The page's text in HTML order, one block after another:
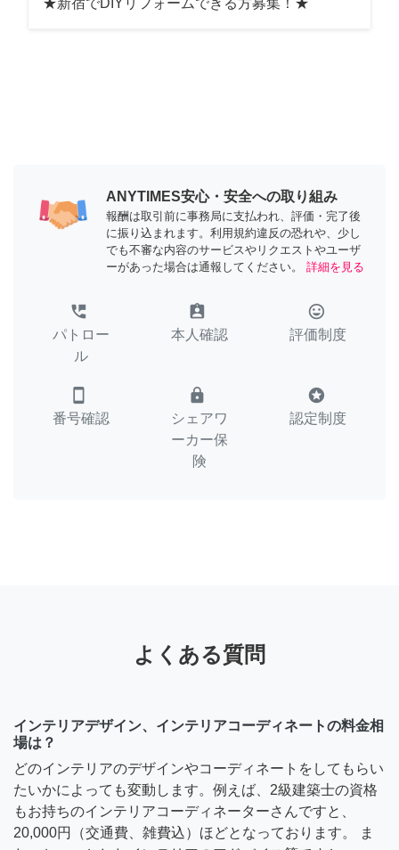
ANYTIMES安心・安全への取り組み
報酬は取引前に事務局に支払われ、評価・完了後
に振り込まれます。利用規約違反の恐れや、少し
でも不審な内容のサービスやリクエストやユーザ
ーがあった場合は通報してください。
詳細を見る
perm_phone_msg
パトロー
ル
assignment_ind
本人確認
tag_faces
評価制度
smartphone
番号確認
lock
シェアワ
ーカー保
険
stars
認定制度
よくある質問
インテリアデザイン、インテリアコーディネートの料金相
場は？
どのインテリアのデザインやコーディネートをしてもらい
たいかによっても変動します。例えば、2級建築士の資格
もお持ちのインテリアコーディネーターさんですと、
20,000円（交通費、雑費込）ほどとなっております。 ま